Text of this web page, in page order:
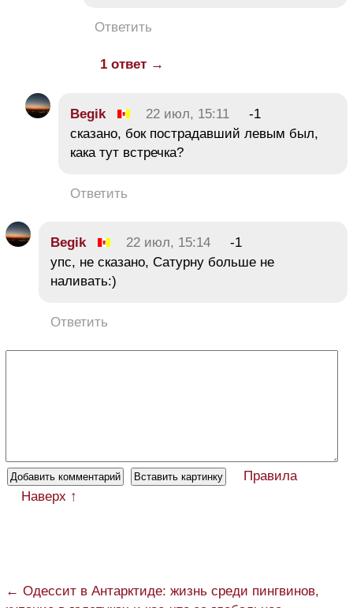
Ответить
1 ответ →
Begik 22 июл, 15:11
-1
сказано, бок пострадавший левым был,
кака тут встречка?
Ответить
Begik 22 июл, 15:14
-1
упс, не сказано, Сатурну больше не
наливать:)
Ответить
Правила
Наверх ↑
← Одессит в Антарктиде: жизнь среди пингвинов,